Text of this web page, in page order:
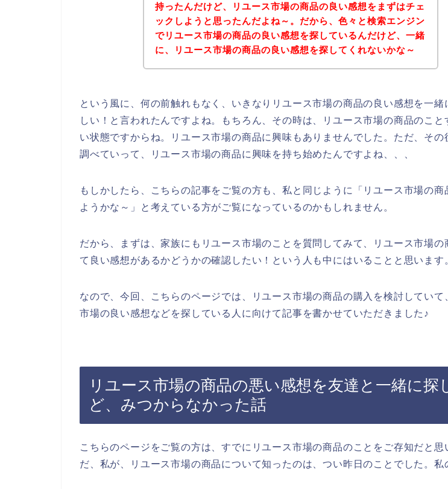
持ったんだけど、リユース市場の商品の良い感想をまずはチェ
ックしようと思ったんだよね～。だから、色々と検索エンジン
でリユース市場の商品の良い感想を探しているんだけど、一緒
に、リユース市場の商品の良い感想を探してくれないかな～
という風に、何の前触れもなく、いきなりリユース市場の商品の良い感想を一緒
しい！と言われたんですよね。もちろん、その時は、リユース市場の商品のこと
い状態ですからね。リユース市場の商品に興味もありませんでした。ただ、その
調べていって、リユース市場の商品に興味を持ち始めたんですよね、、、
もしかしたら、こちらの記事をご覧の方も、私と同じように「リユース市場の商
ようかな～」と考えている方がご覧になっているのかもしれません。
だから、まずは、家族にもリユース市場のことを質問してみて、リユース市場の
て良い感想があるかどうかの確認したい！という人も中にはいることと思います
なので、今回、こちらのページでは、リユース市場の商品の購入を検討していて
市場の良い感想などを探している人に向けて記事を書かせていただきました♪
リユース市場の商品の悪い感想を友達と一緒に探
ど、みつからなかった話
こちらのページをご覧の方は、すでにリユース市場の商品のことをご存知だと思
だ、私が、リユース市場の商品について知ったのは、つい昨日のことでした。私